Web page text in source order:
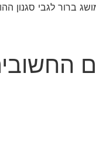
ברור לגבי סגנון ההו